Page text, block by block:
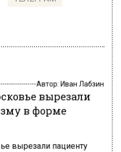
Автор:Иван Лабзин
вырезали
в форме